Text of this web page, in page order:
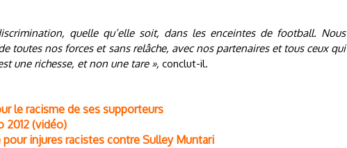
quelle qu’elle soit, dans les enceintes de football. Nous
toutes nos forces et sans relâche, avec nos partenaires et tous ceux qui
une richesse, et non une tare », conclut-il.
le racisme de ses supporteurs
2012 (vidéo)
injures racistes contre Sulley Muntari